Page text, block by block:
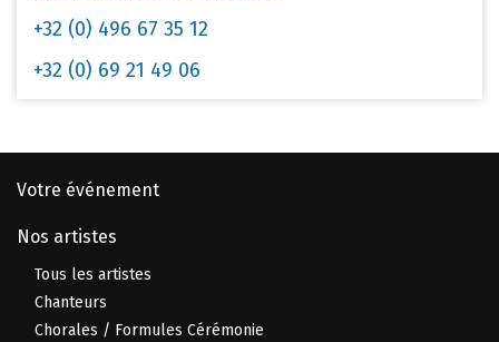
+32 (0) 496 67 35 12
+32 (0) 69 21 49 06
Votre événement
Nos artistes
Tous les artistes
Chanteurs
Chorales / Formules Cérémonie